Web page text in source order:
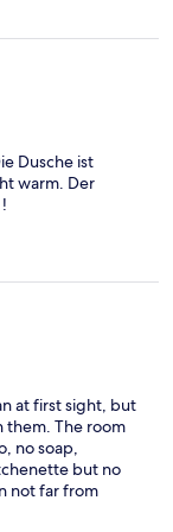
Dusche ist
warm. Der
at first sight, but
them. The room
no soap,
but no
not far from
for